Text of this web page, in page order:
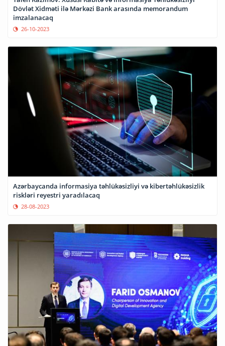
Dövlət Xidməti ilə Mərkəzi Bank arasında memorandum
imzalanacaq
26-10-2023
Azərbaycanda informasiya təhlükəsizliyi və kibertəhlükəsizlik
riskləri reyestri yaradılacaq
28-08-2023